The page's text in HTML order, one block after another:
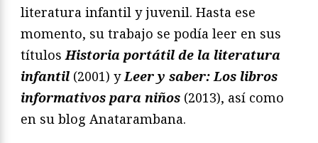
literatura infantil y juvenil. Hasta ese
momento, su trabajo se podía leer en sus
títulosHistoria portátil de la literatura
infantil (2001) yLeer y saber: Los libros
informativos para niños (2013), así como
en su blog Anatarambana.